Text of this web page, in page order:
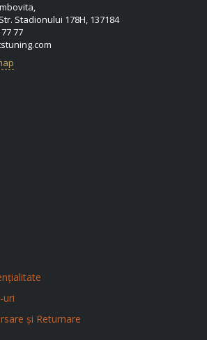
Stadionului 178H, 137184
77
uri
și Returnare